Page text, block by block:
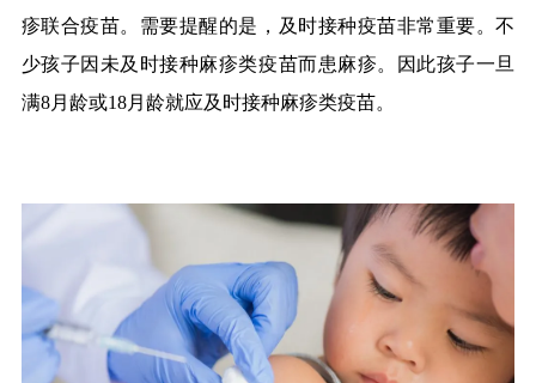
疹联合疫苗。需要提醒的是，及时接种疫苗非常重要。不
少孩子因未及时接种麻疹类疫苗而患麻疹。因此孩子一旦
满8月龄或18月龄就应及时接种麻疹类疫苗。